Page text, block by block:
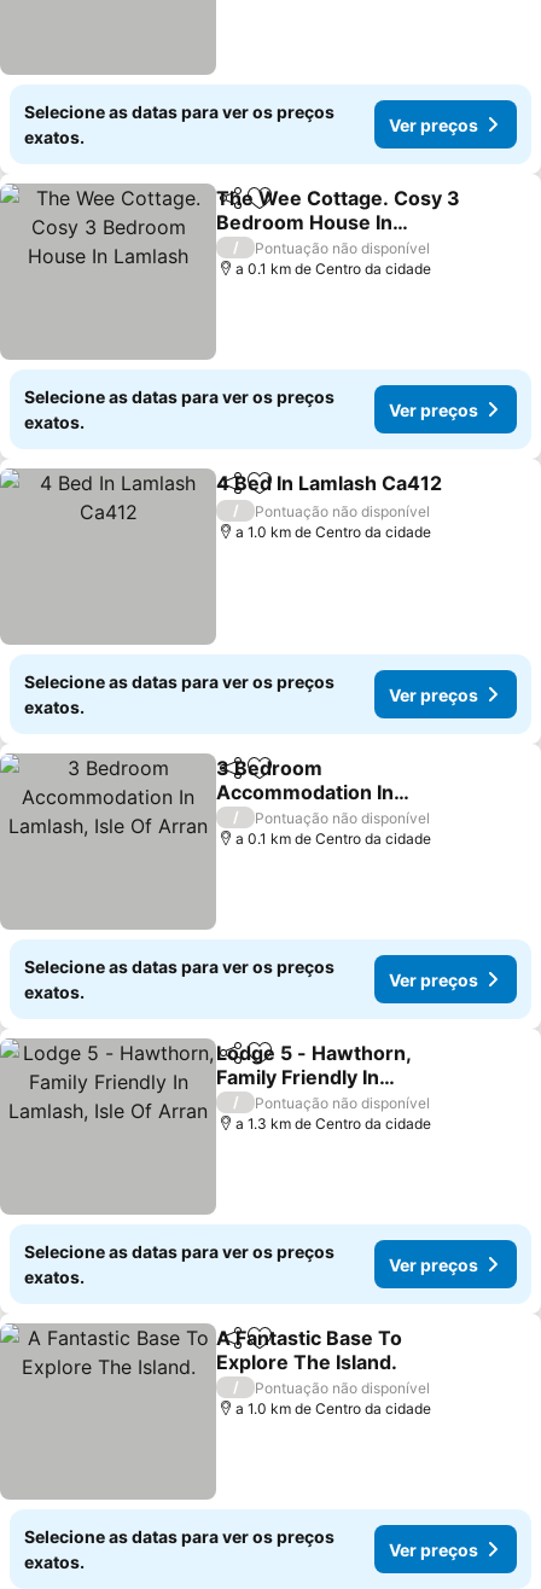
Selecione as datas para ver os preços
exatos.
Ver preços
PartilharAdicionar aos favoritos
The Wee Cottage. Cosy 3
Bedroom House In
Lamlash
Ver preços
/
Pontuação não disponível
a 0.1 km de Centro da cidade
Selecione as datas para ver os preços
exatos.
Ver preços
PartilharAdicionar aos favoritos
4 Bed In Lamlash Ca412
/
Pontuação não disponível
a 1.0 km de Centro da cidade
Selecione as datas para ver os preços
exatos.
Ver preços
PartilharAdicionar aos favoritos
3 Bedroom
Accommodation In
Lamlash, Isle Of Arran
Ver preços
/
Pontuação não disponível
a 0.1 km de Centro da cidade
Selecione as datas para ver os preços
exatos.
Ver preços
PartilharAdicionar aos favoritos
Lodge 5 - Hawthorn,
Family Friendly In
Lamlash, Isle Of Arran
Ver preços
/
Pontuação não disponível
a 1.3 km de Centro da cidade
Selecione as datas para ver os preços
exatos.
Ver preços
PartilharAdicionar aos favoritos
A Fantastic Base To
Explore The Island.
Ver preços
/
Pontuação não disponível
a 1.0 km de Centro da cidade
Selecione as datas para ver os preços
exatos.
Ver preços